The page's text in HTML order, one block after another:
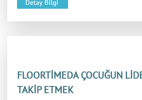
FLOORTİMEDA ÇOCUĞUN
TAKİP ETMEK